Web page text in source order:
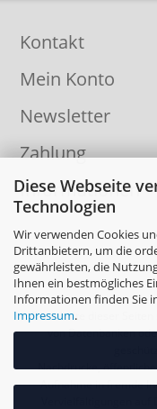
Diese Webseite
Technologien
Wir verwenden Cookies
Drittanbietern, um die
gewährleisten, die
Ihnen ein bestmögliches
Informationen finden Sie
Impressum.
Kontakt
Mein Konto
Newsletter
Zahlung
Informationen
Die Inhalte dieser Seiten
von Datenbanken
Nachdrucke,
Aufnahme in fremde
Vervielfältigungen auf